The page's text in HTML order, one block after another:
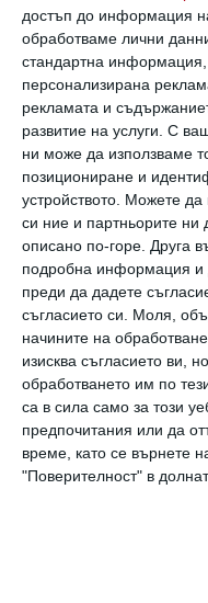
достъп до информация
обработваме лични
стандартна информация,
персонализирана
рекламата и
развитие на услуги. С
ни може да използваме
позициониране и
устройството. Можете да
си ние и партньорите ни
описано по-горе. Друга
подробна информация и
преди да дадете
съгласието си. Моля,
начините на
изисква съгласието ви,
обработването им по
са в сила само за този
предпочитания или да
време, като се върнете
"Поверителност" в
„сериозна химия“
Той е Овен, тя –
които запазват
годините.
„Любовта е